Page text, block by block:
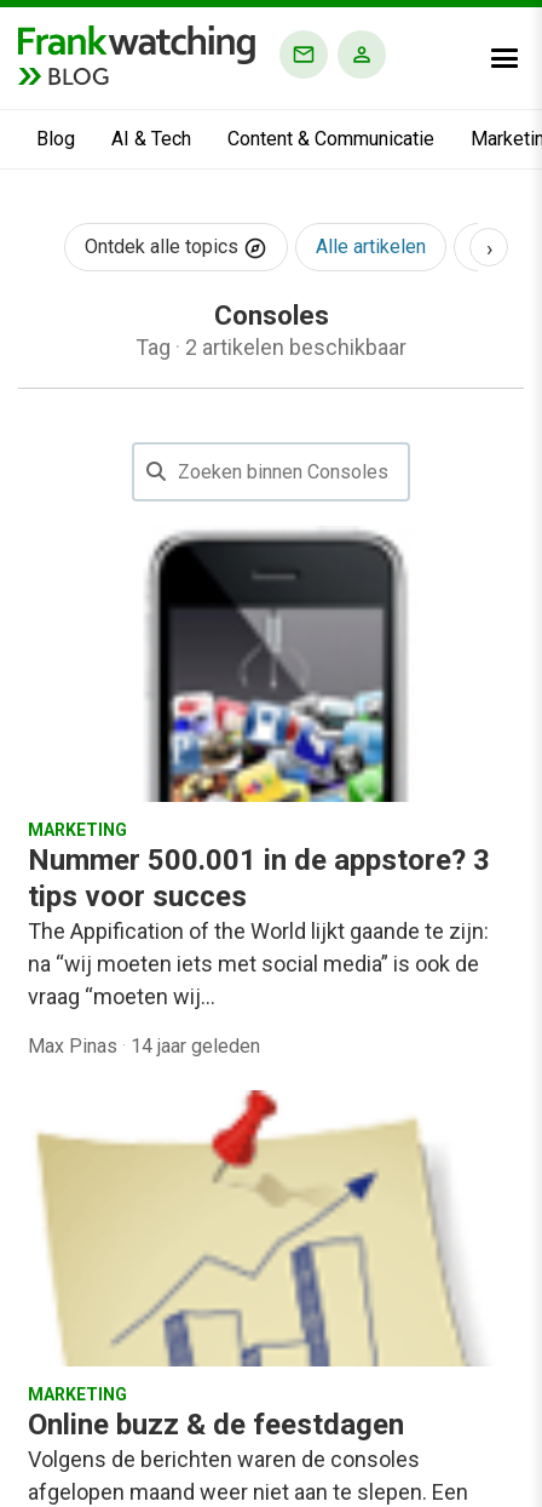
BLOG
Blog AI & Tech Content & Communicatie
Ontdek alle topics Alle artikelen AI &
›
Consoles
Tag · 2 artikelen beschikbaar
MARKETING
Nummer 500.001 in de appstore? 3
tips voor succes
The Appification of the World lijkt gaande te zijn:
na “wij moeten iets met social media” is ook de
vraag “moeten wij…
Max Pinas · 14 jaar geleden
MARKETING
Online buzz & de feestdagen
Volgens de berichten waren de consoles
afgelopen maand weer niet aan te slepen. Een